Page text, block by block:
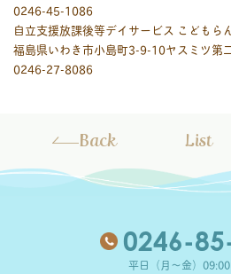
0246-45-1086
自立支援放課後等デイサービス こども
福島県いわき市小島町3-9-10ヤスミツ第
0246-27-8086
Back List
0246-
平日（月～金）